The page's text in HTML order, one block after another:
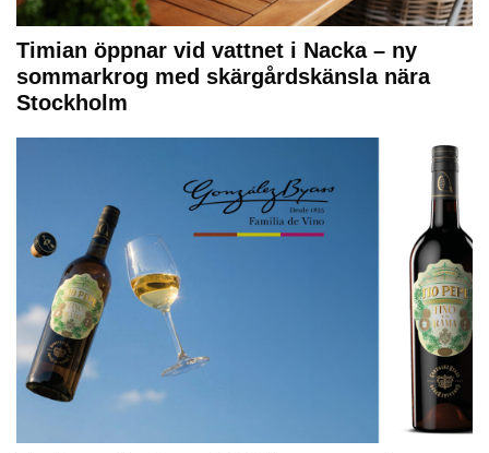
Timian öppnar vid vattnet i Nacka – ny
sommarkrog med skärgårdskänsla nära
Stockholm